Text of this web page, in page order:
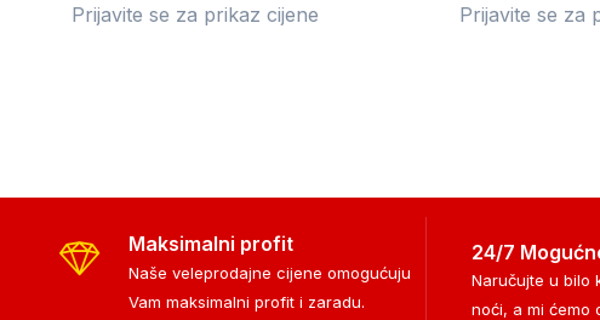
Prijavite se za prikaz cijene
Prijavite se za
Maksimalni profit
Naše veleprodajne cijene omogućuju
Vam maksimalni profit i zaradu.
24/7
Naručujte u bilo
noći, a mi ćemo